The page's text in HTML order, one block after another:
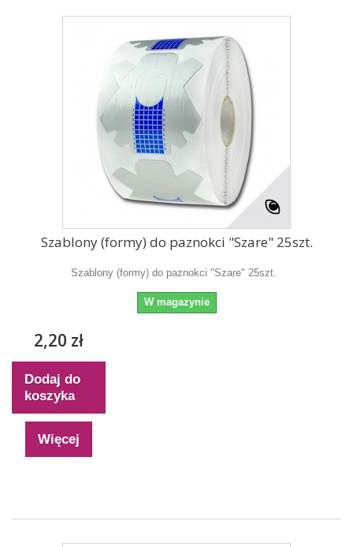
Szablony (formy) do paznokci "Szare" 25szt.
Szablony (formy) do paznokci "Szare" 25szt.
W magazynie
2,20 zł
Dodaj do
koszyka
Więcej